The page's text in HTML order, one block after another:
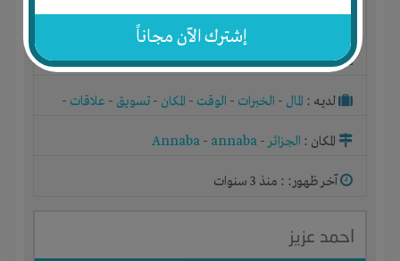
إشترك الآن مجاناً
الجنس : ذكر
لديـه : المال - الخبرات - الوقت - المكان - تسويق - علاقات -
المكان : الجزائر-
Annaba - annaba
آخر ظهور: : منذ 3 سنوات
احمد عزيز